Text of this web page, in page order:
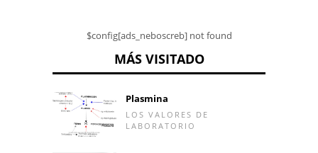
$config[ads_neboscreb] not found
MÁS VISITADO
Plasmina
LOS VALORES DE
LABORATORIO